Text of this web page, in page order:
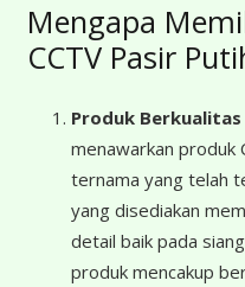
Mengapa
CCTV Pasir
Produk
menawarkan produk
ternama yang telah
yang disediakan
detail baik pada
produk mencakup